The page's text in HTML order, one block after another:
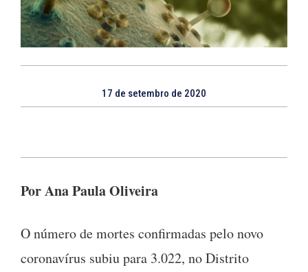
17 de setembro de 2020
Por Ana Paula Oliveira
O número de mortes confirmadas pelo novo
coronavírus subiu para 3.022, no Distrito